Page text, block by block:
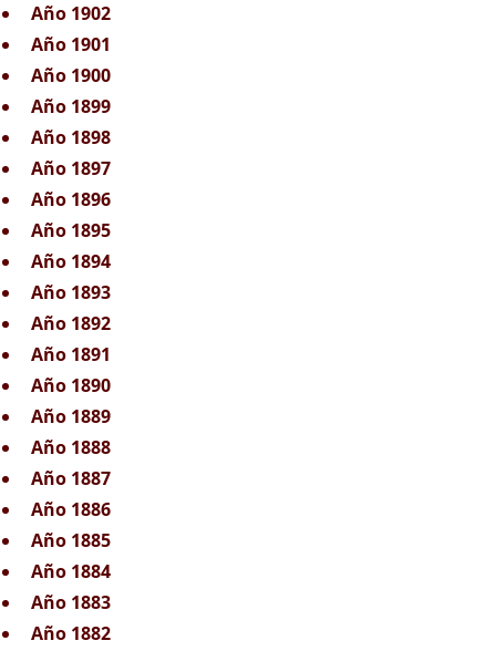
Año 1902
Año 1901
Año 1900
Año 1899
Año 1898
Año 1897
Año 1896
Año 1895
Año 1894
Año 1893
Año 1892
Año 1891
Año 1890
Año 1889
Año 1888
Año 1887
Año 1886
Año 1885
Año 1884
Año 1883
Año 1882